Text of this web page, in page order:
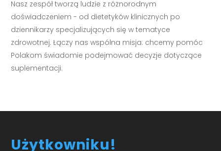
Nasz zespół tworzą ludzie z różnorodnym
doświadczeniem - od dietetyków klinicznych po
dziennikarzy specjalizujących się w tematyce
zdrowotnej. Łączy nas wspólna misja: chcemy pomóc
Polakom świadomie podejmować decyzje dotyczące
suplementacji.
Użytkowniku!